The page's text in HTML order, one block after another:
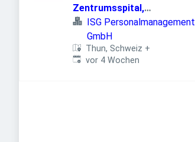
Zentrumsspital,
Subspezialisierung möglich
ISG Personalmanagement
GmbH
Thun, Schweiz +
Veröffentlicht:
vor 4 Wochen